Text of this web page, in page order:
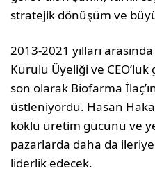
stratejik dönüşüm ve
2013-2021 yılları
Kurulu Üyeliği ve
son olarak Biofarma
üstleniyordu. Hasan
köklü üretim gücünü ve
pazarlarda daha da
liderlik edecek.